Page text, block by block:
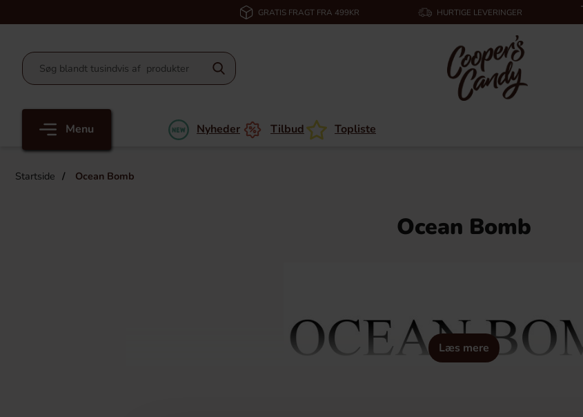
GRATIS FRAGT FRA 499KR HURTIGE LEVERINGER
Menu Nyheder Tilbud Topliste
Startside Ocean Bomb
Ocean Bomb
Læs mere